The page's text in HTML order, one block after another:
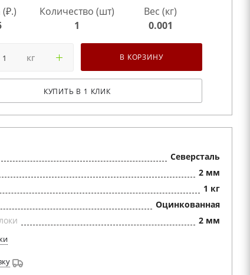
Количество (шт)
1
Вес (кг)
0.001
кг В КОРЗИНУ
КУПИТЬ В 1 КЛИК
Северсталь
2 мм
1 кг
Оцинкованная
2 мм